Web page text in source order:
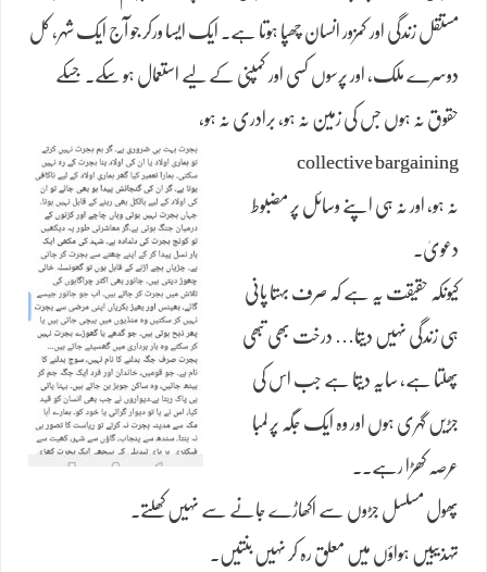
مستقل زندگی اور کمزور انسان چھپا ہوتا ہے۔ ایک ایسا ورکر جو آج ایک شہر، کل
دوسرے ملک، اور پرسوں کسی اور کمپنی کے لیے استعمال ہو سکے۔ جسکے
حقوق نہ ہوں جس کی زمین نہ ہو، برادری نہ ہو،
collective bargaining
نہ ہو، اور نہ ہی اپنے وسائل پر مضبوط
دعویٰ۔
کیونکہ حقیقت یہ ہے کہ صرف بہتا پانی
ہی زندگی نہیں دیتا… درخت بھی تبھی
پھلتا ہے, سایہ دیتا ہے جب اس کی
جڑیں گہری ہوں اور وہ ایک جگہ پر لمبا
عرصہ کھڑا رہے۔۔
پھول مسلسل جڑوں سے اکھاڑے جانے سے نہیں کھلتے۔
تہذیبیں ہواؤں میں معلق رہ کر نہیں بنتیں۔